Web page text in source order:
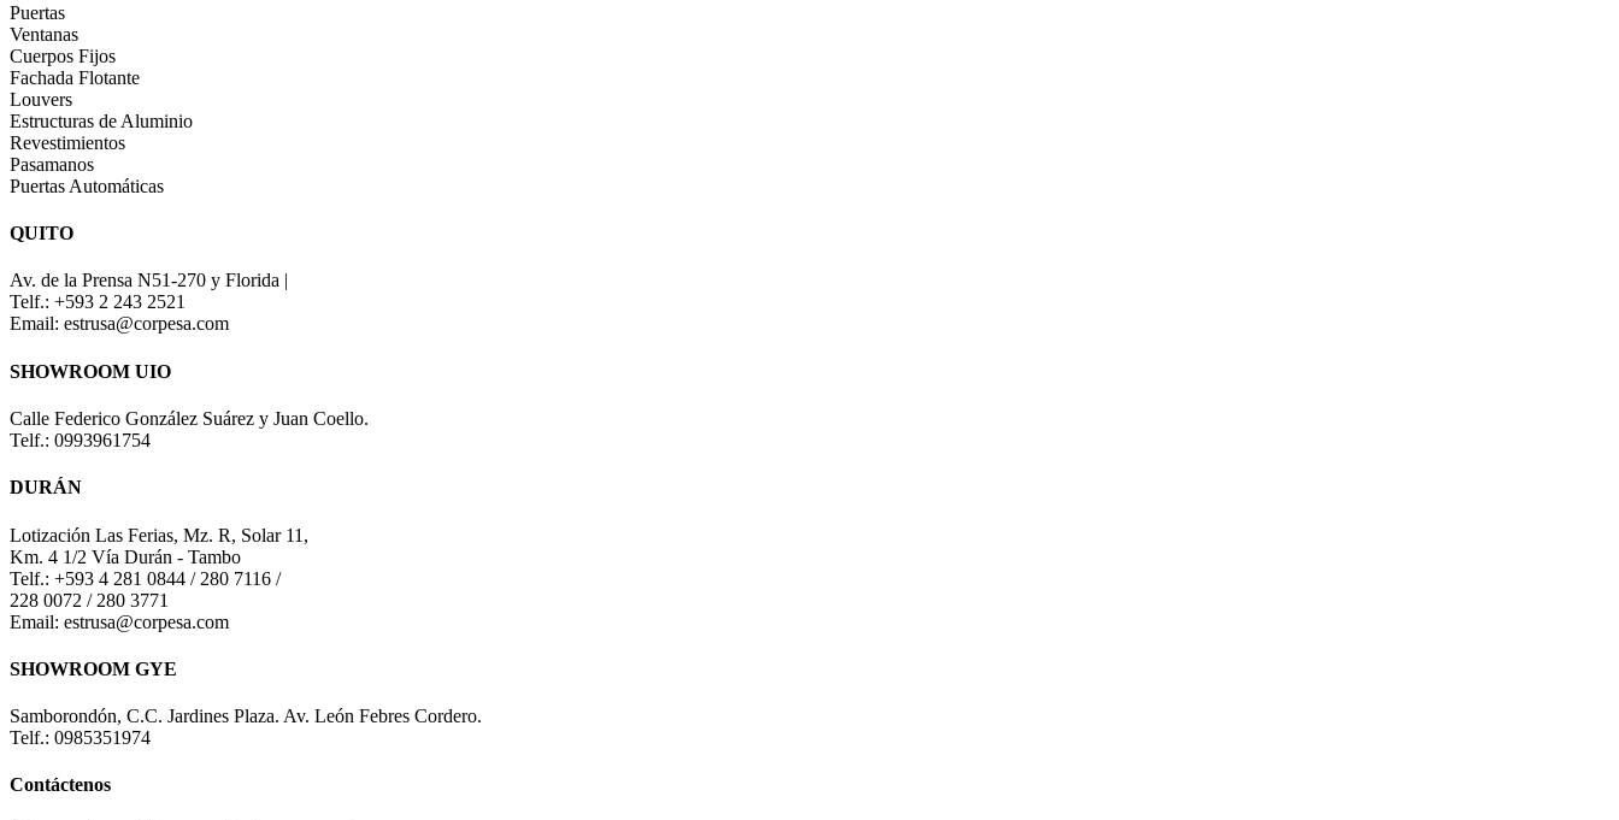
Puertas
Ventanas
Cuerpos Fijos
Fachada Flotante
Louvers
Estructuras de Aluminio
Revestimientos
Pasamanos
Puertas Automáticas
QUITO
Av. de la Prensa N51-270 y Florida |
Telf.: +593 2 243 2521
Email: estrusa@corpesa.com
SHOWROOM UIO
Calle Federico González Suárez y Juan Coello.
Telf.: 0993961754
DURÁN
Lotización Las Ferias, Mz. R, Solar 11,
Km. 4 1/2 Vía Durán - Tambo
Telf.: +593 4 281 0844 / 280 7116 /
228 0072 / 280 3771
Email: estrusa@corpesa.com
SHOWROOM GYE
Samborondón, C.C. Jardines Plaza. Av. León Febres Cordero.
Telf.: 0985351974
Contáctenos